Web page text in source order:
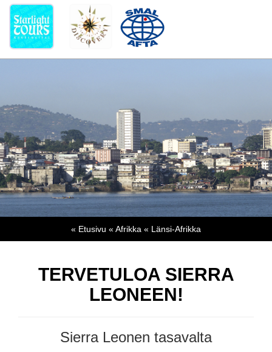
« Etusivu « Afrikka « Länsi-Afrikka
TERVETULOA SIERRA
LEONEEN!
Sierra Leonen tasavalta